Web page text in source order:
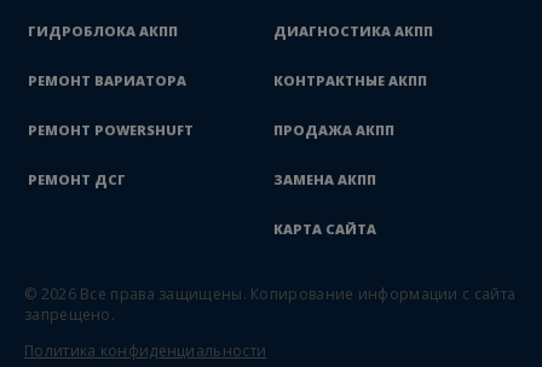
ГИДРОБЛОКА АКПП
РЕМОНТ ВАРИАТОРА
РЕМОНТ POWERSHUFT
РЕМОНТ ДСГ
ДИАГНОСТИКА АКПП
КОНТРАКТНЫЕ АКПП
ПРОДАЖА АКПП
ЗАМЕНА АКПП
КАРТА САЙТА
© 2026 Все права защищены. Копирование информации с сайта
запрещено.
Политика конфиденциальности